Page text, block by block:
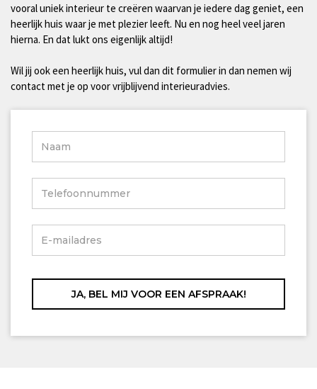
vooral uniek interieur te creëren waarvan je iedere dag geniet, een
heerlijk huis waar je met plezier leeft. Nu en nog heel veel jaren
hierna. En dat lukt ons eigenlijk altijd!
Wil jij ook een heerlijk huis, vul dan dit formulier in dan nemen wij
contact met je op voor vrijblijvend interieuradvies.